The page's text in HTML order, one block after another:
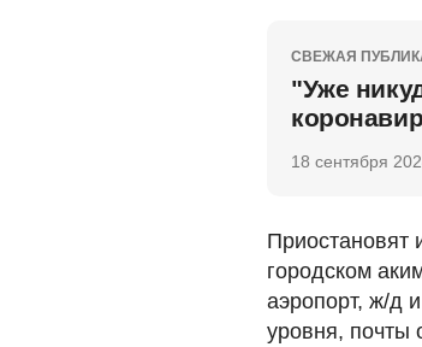
СВЕЖАЯ
"Уже
18 сентября
Приостановят
городском
аэропорт, ж/д
уровня, почты